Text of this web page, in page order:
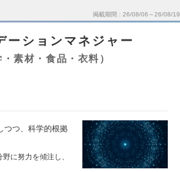
掲載期間 26/08/06～26/08/19
ーションマネジャー
素材・食品・衣料）
つつ、科学的根拠
に努力を傾注し、